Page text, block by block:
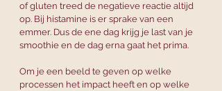
of gluten treed de negatieve reactie altijd
op. Bij histamine is er sprake van een
emmer. Dus de ene dag krijg je last van je
smoothie en de dag erna gaat het prima.
Om je een beeld te geven op welke
processen het impact heeft en op welke